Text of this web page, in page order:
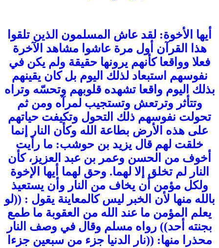
أيها الأخوة: لقد عاش المسلمون الذين تلقوا
هذا القرآن أول مرة عاشوا مشاهد الآخرة
فعلا وواقعا كأنهم يرونها حقيقة ولم يكن في
نفوسهم استبعاد لذلك اليوم بل كان يقينهم
بذلك اليوم واقعا تشهده قلوبهم وتحسّه وتراه
وتتأثر وترتعش وتستجيب لمرآه ومن ثم
تحولت نفوسهم ذلك التحول وتكيفت حياتهم
على هذه الأرض بطاعة الله وكأن النار إنما
خلقت لهم قال يزيد بن حوشب: ما رأيت
أخوف من الحسن وعمر بن عبد العزيز، كأن
النار لم تخلق إلا لهما. وحق لهما أيها الإخوة
ولكل مؤمن أن يخاف من النار وأن يستعيذ
بالله منها لأن الخبر ليس كالمعاينة يقول : ((لو
يعلم المؤمن ما عند الله من العقوبة ما طمع
بجنته أحد)) رواه مسلم وقال في وصف النار
محذرا منها: ((نار الدنيا جزء من سبعين جزءا